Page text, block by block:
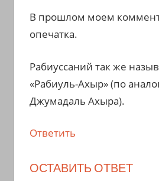
В прошлом моем
опечатка.
Рабиуссаний так же
«Рабиуль-Ахыр» (по
Джумадаль Ахыра).
Ответить
ОСТАВИТЬ ОТВЕТ